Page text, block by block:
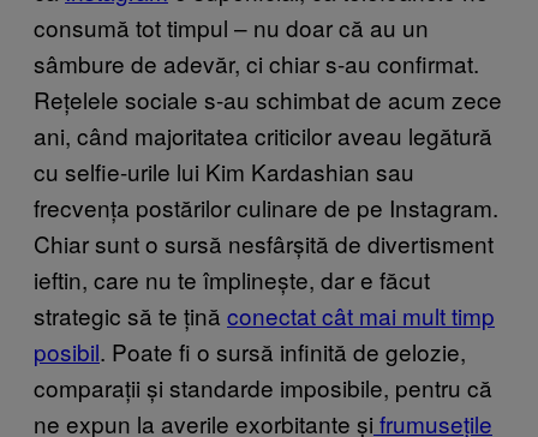
consumă tot timpul – nu doar că au un
sâmbure de adevăr, ci chiar s-au confirmat.
Rețelele sociale s-au schimbat de acum zece
ani, când majoritatea criticilor aveau legătură
cu selfie-urile lui Kim Kardashian sau
frecvența postărilor culinare de pe Instagram.
Chiar sunt o sursă nesfârșită de divertisment
ieftin, care nu te împlinește, dar e făcut
strategic să te țină conectat cât mai mult timp
posibil. Poate fi o sursă infinită de gelozie,
comparații și standarde imposibile, pentru că
ne expun la averile exorbitante și frumusețile